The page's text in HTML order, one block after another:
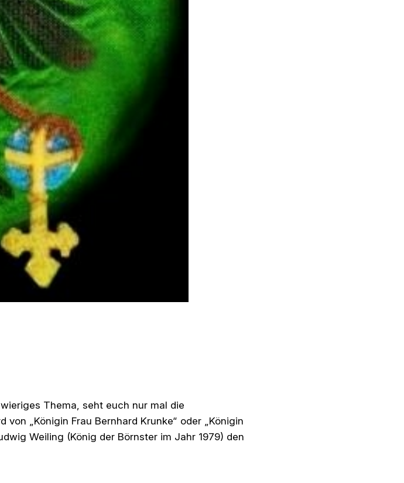
Thema, seht euch nur mal die
„Königin Frau Bernhard Krunke“ oder „Königin
Weiling (König der Börnster im Jahr 1979) den